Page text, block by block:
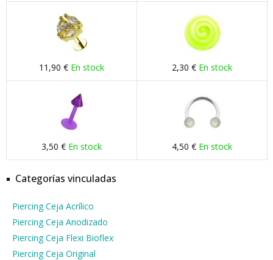
11,90 € En stock 2,30 € En stock
3,50 € En stock 4,50 € En stock
Categorías vinculadas
Piercing Ceja Acrílico
Piercing Ceja Anodizado
Piercing Ceja Flexi Bioflex
Piercing Ceja Original